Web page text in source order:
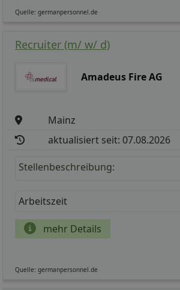
Quelle: germanpersonnel.de
Recruiter (m/ w/ d)
Amadeus Fire AG
Mainz
aktualisiert seit: 07.08.2026
Stellenbeschreibung:
Arbeitszeit
mehr Details
Quelle: germanpersonnel.de